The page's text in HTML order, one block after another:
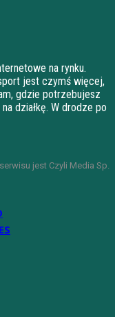
na rynku.
jest czymś więcej,
gdzie potrzebujesz
działkę. W drodze po
jest Czyli Media Sp.